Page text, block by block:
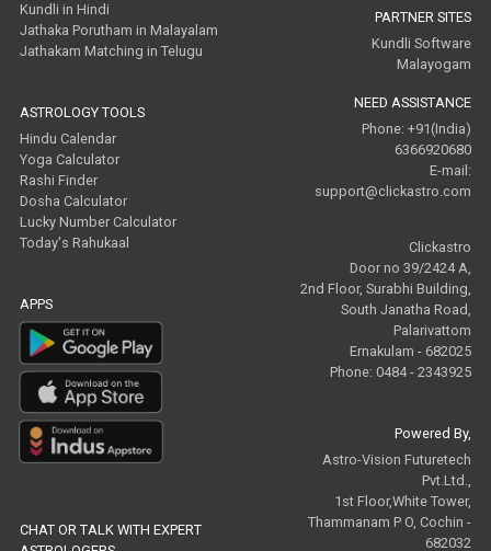
Kundli in Hindi
Jathaka Porutham in Malayalam
Jathakam Matching in Telugu
ASTROLOGY TOOLS
Hindu Calendar
Yoga Calculator
Rashi Finder
Dosha Calculator
Lucky Number Calculator
Today's Rahukaal
APPS
CHAT OR TALK WITH EXPERT
PARTNER SITES
Kundli Software
Malayogam
NEED ASSISTANCE
Phone: +91(India)
6366920680
E-mail:
support@clickastro.com
Clickastro
Door no 39/2424 A,
2nd Floor, Surabhi Building,
South Janatha Road,
Palarivattom
Ernakulam - 682025
Phone: 0484 - 2343925
Powered By,
Astro-Vision Futuretech
Pvt.Ltd.,
1st Floor,White Tower,
Thammanam P O, Cochin -
682032